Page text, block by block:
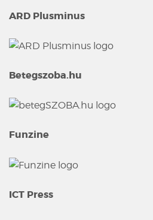
ARD Plusminus
Betegszoba.hu
Funzine
ICT Press